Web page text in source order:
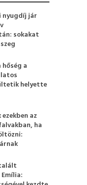
nyugdíj jár
sokakat
a
helyette
az
ha